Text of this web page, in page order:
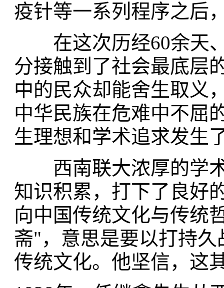
疫针等一系列程序之后
在这次历经60余天、
分接触到了社会最底层
中的民众却能舍生取义
中华民族在危难中不屈
生理想和学术追求发生
西南联大浓厚的学术
知识积累，打下了良好
向中国传统文化与传统
斋"，意思是要以打持
传统文化。他坚信，这